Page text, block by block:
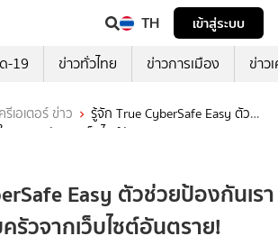
TH
เข้าสู่ระบบ
-19 ข่าวทั่วไทย ข่าวการเมือง ข่าว
ครีเอเตอร์ ข่าว
รู้จัก True CyberSafe Easy ตัว
ครอบครัวจากเว็บไซต์อันตราย!
Easy ตัวช่วยป้องกันเรา
รัวจากเว็บไซต์อันตราย!